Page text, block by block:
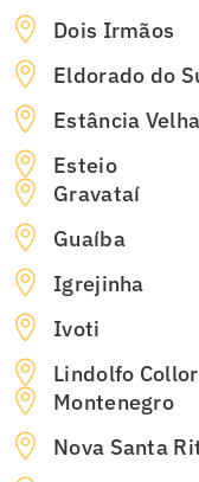
Dois Irmãos
Eldorado do
Estância Velha
Esteio
Gravataí
Guaíba
Igrejinha
Ivoti
Lindolfo Collor
Montenegro
Nova Santa